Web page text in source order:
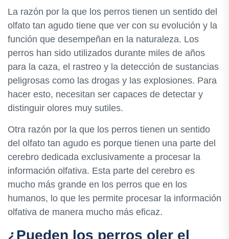
La razón por la que los perros tienen un sentido del
olfato tan agudo tiene que ver con su evolución y la
función que desempeñan en la naturaleza. Los
perros han sido utilizados durante miles de años
para la caza, el rastreo y la detección de sustancias
peligrosas como las drogas y las explosiones. Para
hacer esto, necesitan ser capaces de detectar y
distinguir olores muy sutiles.
Otra razón por la que los perros tienen un sentido
del olfato tan agudo es porque tienen una parte del
cerebro dedicada exclusivamente a procesar la
información olfativa. Esta parte del cerebro es
mucho más grande en los perros que en los
humanos, lo que les permite procesar la información
olfativa de manera mucho más eficaz.
¿Pueden los perros oler el